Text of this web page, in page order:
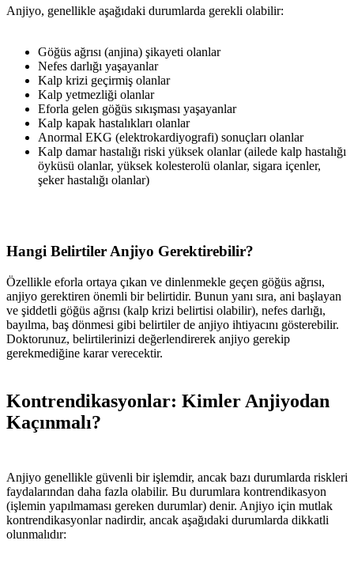
Anjiyo, genellikle aşağıdaki durumlarda gerekli olabilir:
Göğüs ağrısı (anjina) şikayeti olanlar
Nefes darlığı yaşayanlar
Kalp krizi geçirmiş olanlar
Kalp yetmezliği olanlar
Eforla gelen göğüs sıkışması yaşayanlar
Kalp kapak hastalıkları olanlar
Anormal EKG (elektrokardiyografi) sonuçları olanlar
Kalp damar hastalığı riski yüksek olanlar (ailede kalp hastalığı
öyküsü olanlar, yüksek kolesterolü olanlar, sigara içenler,
şeker hastalığı olanlar)
Hangi Belirtiler Anjiyo Gerektirebilir?
Özellikle eforla ortaya çıkan ve dinlenmekle geçen göğüs ağrısı,
anjiyo gerektiren önemli bir belirtidir. Bunun yanı sıra, ani başlayan
ve şiddetli göğüs ağrısı (kalp krizi belirtisi olabilir), nefes darlığı,
bayılma, baş dönmesi gibi belirtiler de anjiyo ihtiyacını gösterebilir.
Doktorunuz, belirtilerinizi değerlendirerek anjiyo gerekip
gerekmediğine karar verecektir.
Kontrendikasyonlar: Kimler Anjiyodan
Kaçınmalı?
Anjiyo genellikle güvenli bir işlemdir, ancak bazı durumlarda riskleri
faydalarından daha fazla olabilir. Bu durumlara kontrendikasyon
(işlemin yapılmaması gereken durumlar) denir. Anjiyo için mutlak
kontrendikasyonlar nadirdir, ancak aşağıdaki durumlarda dikkatli
olunmalıdır: